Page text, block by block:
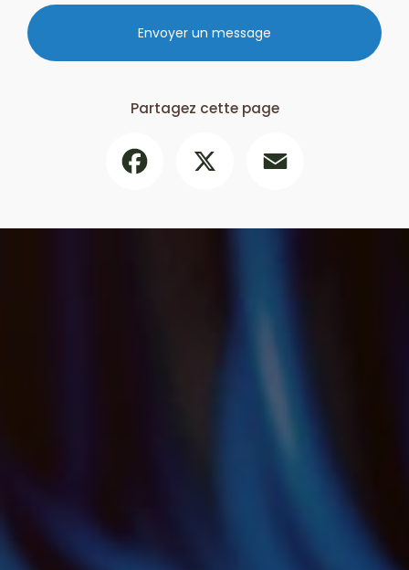
Envoyer un message
Partagez cette page